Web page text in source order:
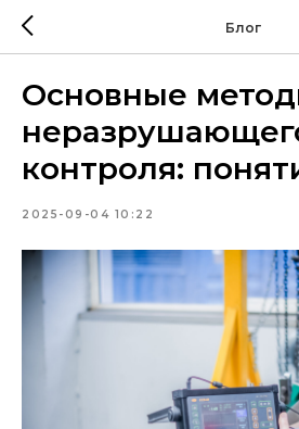
Блог
Основные
контроля:
2025-09-04 10:22